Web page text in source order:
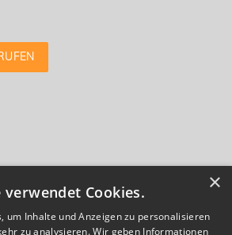
×
verwendet Cookies.
um Inhalte und Anzeigen zu personalisieren
zu analysieren. Wir geben Informationen